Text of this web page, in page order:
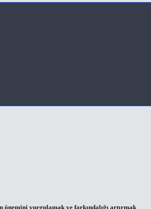
önemini vurgulamak ve farkındalığı artırmak